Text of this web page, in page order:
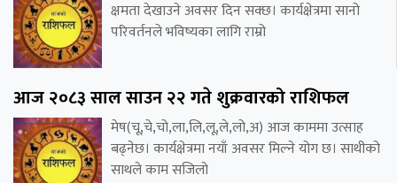
क्षमता देखाउने अवसर दिन सक्छ। कार्यक्षेत्रमा सानो
परिवर्तनले भविष्यका लागि राम्रो
आज २०८३ साल साउन २२ गते शुक्रवारको राशिफल
मेष(चू,चे,चो,ला,लि,लू,ले,लो,अ) आज काममा उत्साह
बढ्नेछ। कार्यक्षेत्रमा नयाँ अवसर मिल्ने योग छ। साथीको
साथले काम सजिलो